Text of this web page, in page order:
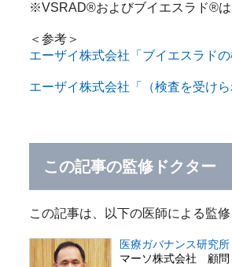
※VSRAD®およびブイエスラド®は
＜参考＞
エーザイ株式会社「ブイエスラドの
エーザイ株式会社「（検査を受け
この記事の監修ドクター
この記事は、以下の医師による監
医療ガバナンス研究所
マーソ株式会社 顧問